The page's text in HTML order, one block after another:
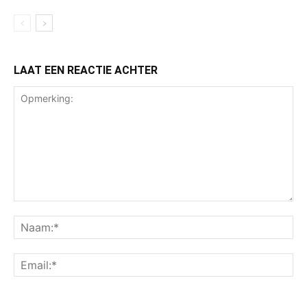
LAAT EEN REACTIE ACHTER